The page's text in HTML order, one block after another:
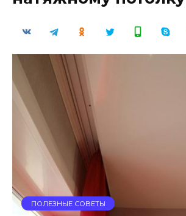
ПОЛЕЗНЫЕ СОВЕТЫ